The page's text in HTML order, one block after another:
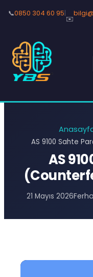
📞0850 304 60 95|
✉️
AS 9100 Sahte
AS
21 Mayıs 2026